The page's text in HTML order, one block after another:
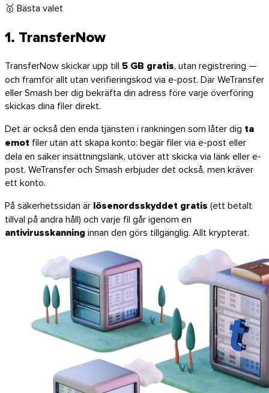
iOS
🥇 Bästa valet
1. TransferNow
TransferNow skickar upp till 5 GB gratis, utan registrering —
och framför allt utan verifieringskod via e-post. Där WeTransfer
eller Smash ber dig bekräfta din adress före varje överföring
skickas dina filer direkt.
Det är också den enda tjänsten i rankningen som låter dig ta
emot filer utan att skapa konto: begär filer via e-post eller
dela en säker insättningslänk, utöver att skicka via länk eller e-
post. WeTransfer och Smash erbjuder det också, men kräver
ett konto.
På säkerhetssidan är lösenordsskyddet gratis (ett betalt
tillval på andra håll) och varje fil går igenom en
antivirusskanning innan den görs tillgänglig. Allt krypterat.